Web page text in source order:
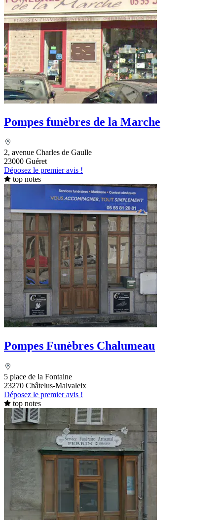
Pompes funèbres de la Marche
2, avenue Charles de Gaulle
23000 Guéret
Déposez le premier avis !
top notes
Pompes Funèbres Chalumeau
5 place de la Fontaine
23270 Châtelus-Malvaleix
Déposez le premier avis !
top notes